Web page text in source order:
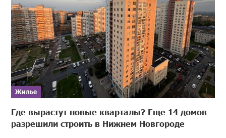
Жилье
Где вырастут новые кварталы? Еще 14 домов
разрешили строить в Нижнем Новгороде